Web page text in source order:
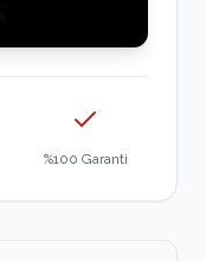
%100 Garanti